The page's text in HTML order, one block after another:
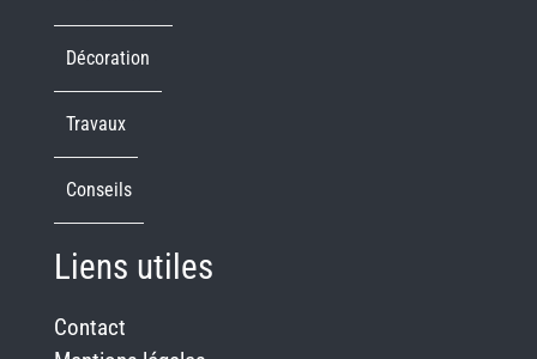
Décoration
Travaux
Conseils
Liens utiles
Contact